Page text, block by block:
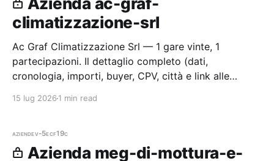
climatizzazione-srl
Ac Graf Climatizzazione Srl — 1 gare vinte, 1
partecipazioni. Il dettaglio completo (dati,
cronologia, importi, buyer, CPV, città e link alle
15 lug 2026 1 min read
aziendev-5ecf19c
Azienda meg-di-mottura-e-